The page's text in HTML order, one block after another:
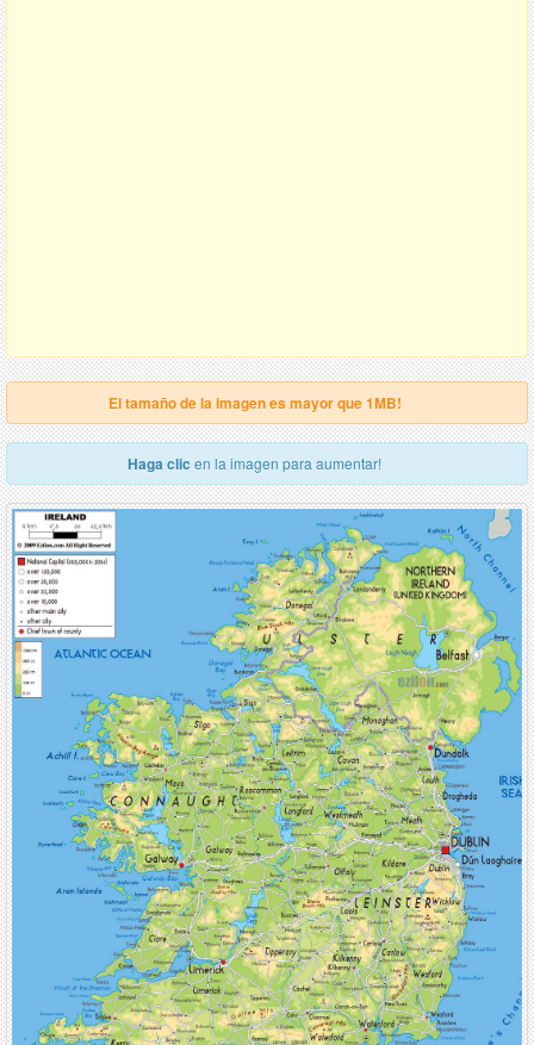
El tamaño de la imagen es mayor que 1MB!
Haga clic en la imagen para aumentar!